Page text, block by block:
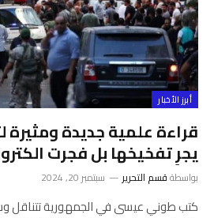
أبرز الأخبار
قراءة علمية جديدة ومثيرة
يجرِ تفخيخها بل فجرت
بواسطةقسم التحرير سبتمبر 20, 2024
كتب طوني عيسى في الجمهورية تتناقل